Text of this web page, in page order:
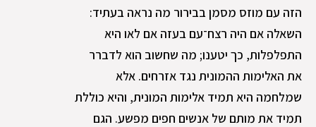
הזה עם מוזס מסמן בבירור מה נראה בעתיד:
השאלה אם היה רצח־עם בעזה אם לאו היא
התפלפלות, כך יטענו; מה שחשוב הוא לדברר
את האלימות ההמונית נגד אזרחים. אלא
שמלחמה היא תמיד אלימות המונית, והיא כוללת
תמיד את מותם של אנשים חפים מפשע. הגם